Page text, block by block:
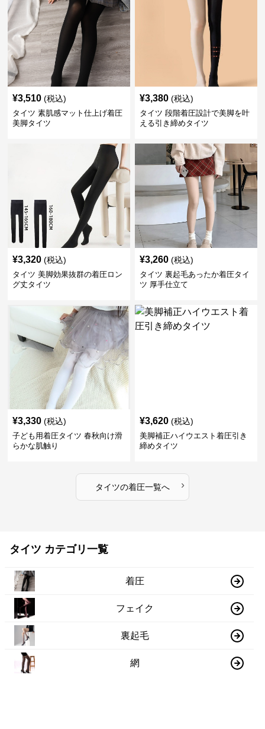
¥3,510 (税込)
タイツ 素肌感マット仕上げ着圧
美脚タイツ
¥3,380 (税込)
タイツ 段階着圧設計で美脚を叶
える引き締めタイツ
¥3,320 (税込)
タイツ 美脚効果抜群の着圧ロン
グ丈タイツ
¥3,260 (税込)
タイツ 裏起毛あったか着圧タイ
ツ 厚手仕立て
¥3,330 (税込)
子ども用着圧タイツ 春秋向け滑
らかな肌触り
¥3,620 (税込)
美脚補正ハイウエスト着圧引き
締めタイツ
タイツの着圧一覧へ ›
タイツ カテゴリ一覧
着圧
フェイク
裏起毛
網